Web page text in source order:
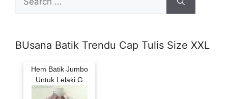
for:
BUsana Batik Trendu Cap Tulis Size XXL
Hem Batik Jumbo
Untuk Lelaki G